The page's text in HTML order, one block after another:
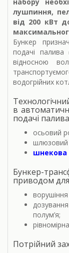
набору
лушпиння,
від 200 кВт
Бункер
подачі
відносною
водогрійних
в
подачі
осьовий
шлюзовий
шнекова
Бункер-
приводом
полум’я;
Потрійний